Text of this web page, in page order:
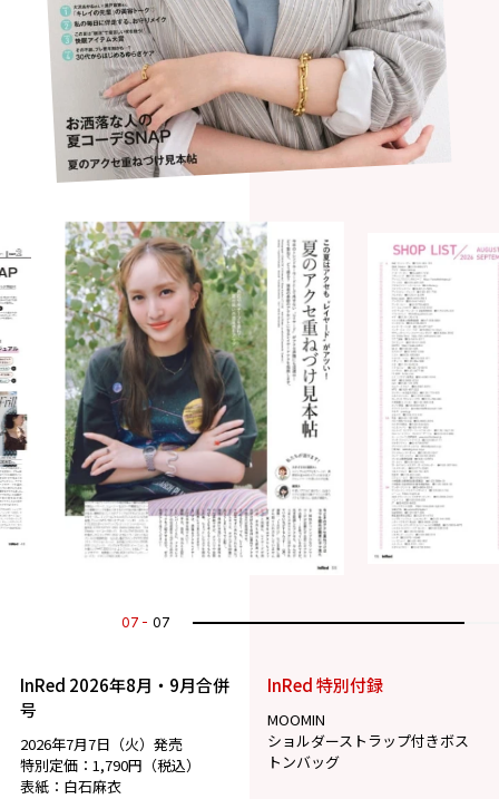
07 07
InRed 2026年8月・9月合併
号
2026年7月7日（火）発売
特別定価：1,790円（税込）
表紙：白石麻衣
InRed 特別付録
MOOMIN
ショルダーストラップ付きボス
トンバッグ